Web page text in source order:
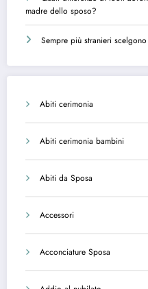
madre dello sposo?
Sempre più stranieri
Abiti cerimonia
Abiti cerimonia bambini
Abiti da Sposa
Accessori
Acconciature Sposa